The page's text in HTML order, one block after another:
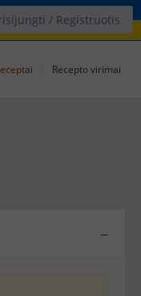
/ Registruotis
Recepto virimai
−